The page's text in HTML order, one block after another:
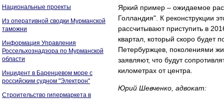
Национальные проекты
Из оперативной сводки Мурманской
таможни
Информация Управления
Россельхознадзора по Мурманской
области
Инцидент в Баренцевом море с
российским судном "Электрон"
Строительство гипермаркета в
Яркий пример – ожидаемое
Голландия". К реконструкции
рассчитывают приступить в
квартал, который скоро будет
Петербуржцев, поколениями
заявляют, что будут
километрах от центра.
Юрий Шевченко, адвокат: